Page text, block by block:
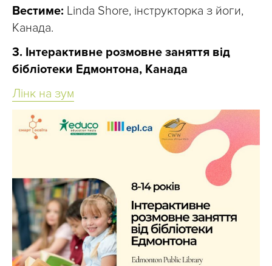
Вестиме: Linda Shore, інструкторка з йоги,
Канада.
3. Інтерактивне розмовне заняття від
бібліотеки Едмонтона, Канада
Лінк на зум